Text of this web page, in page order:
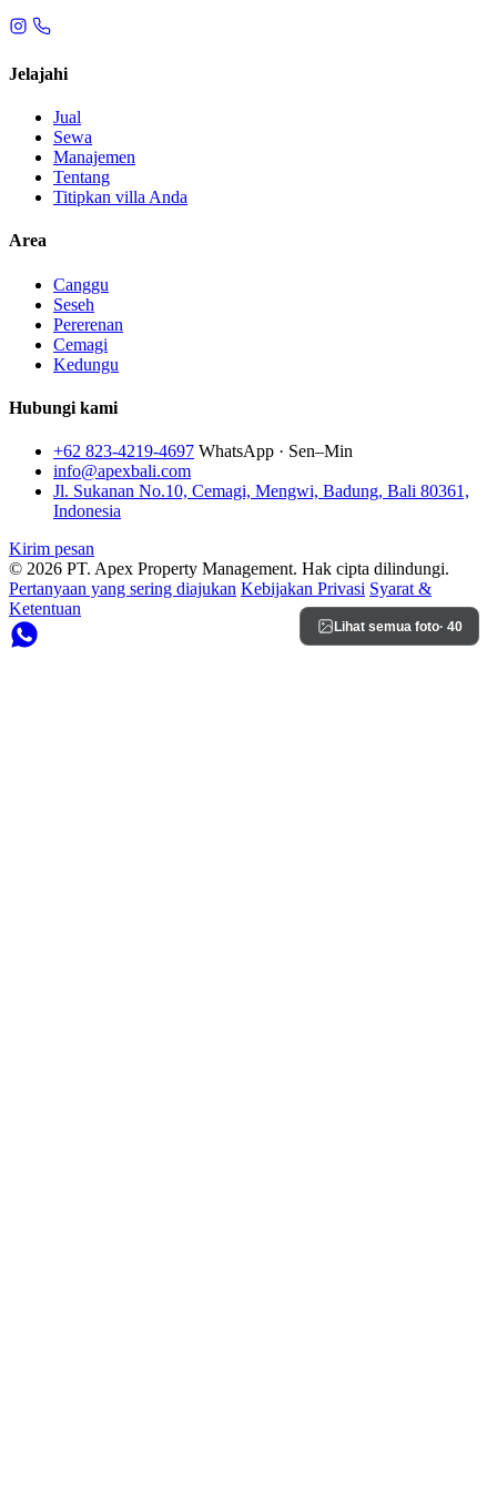
Lihat semua foto· 40
Jelajahi
Jual
Sewa
Manajemen
Tentang
Titipkan villa Anda
Area
Canggu
Seseh
Pererenan
Cemagi
Kedungu
Hubungi kami
+62 823-4219-4697 WhatsApp · Sen–Min
info@apexbali.com
Jl. Sukanan No.10, Cemagi, Mengwi, Badung, Bali 80361,
Indonesia
Kirim pesan
© 2026 PT. Apex Property Management. Hak cipta dilindungi.
Pertanyaan yang sering diajukan Kebijakan Privasi Syarat &
Ketentuan